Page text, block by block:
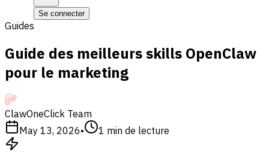
Se connecter
Guides
Guide des meilleurs skills OpenClaw
pour le marketing
ClawOneClick Team
May 13, 2026• 1 min de lecture